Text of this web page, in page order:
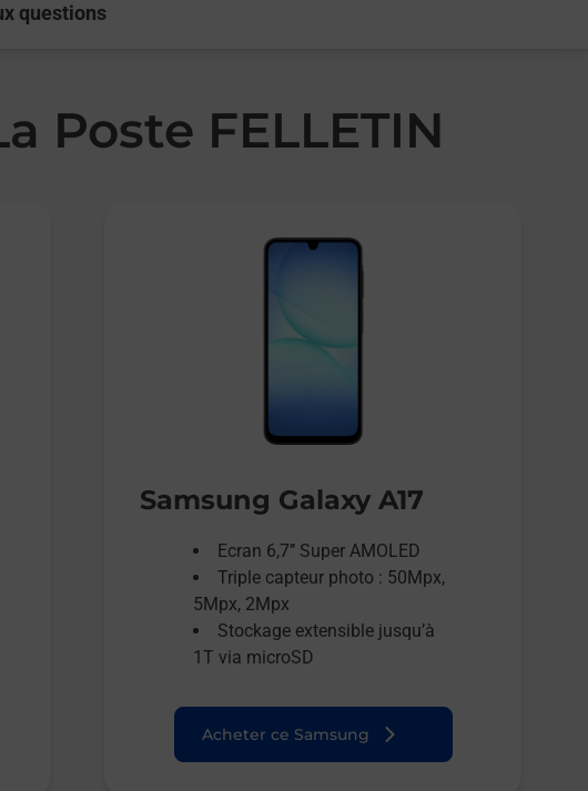
questions
Poste FELLETIN
Samsung Galaxy A17
Ecran 6,7’’ Super AMOLED
Triple capteur photo : 50Mpx,
5Mpx, 2Mpx
Stockage extensible jusqu’à
1T via microSD
Acheter ce Samsung